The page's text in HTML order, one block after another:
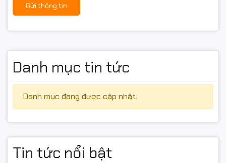
Gửi thông tin
Danh mục tin tức
Danh mục đang được cập nhật.
Tin tức nổi bật